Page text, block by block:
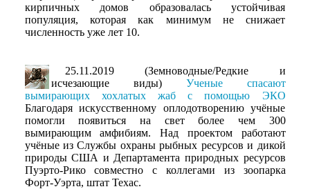
кирпичных домов образовалась устойчивая
популяция, которая как минимум не снижает
численность уже лет 10.
25.11.2019 (Земноводные/Редкие и
исчезающие виды) Ученые спасают
вымирающих хохлатых жаб с помощью ЭКО
Благодаря искусственному оплодотворению учёные
помогли появиться на свет более чем 300
вымирающим амфибиям. Над проектом работают
учёные из Службы охраны рыбных ресурсов и дикой
природы США и Департамента природных ресурсов
Пуэрто-Рико совместно с коллегами из зоопарка
Форт-Уэрта, штат Техас.